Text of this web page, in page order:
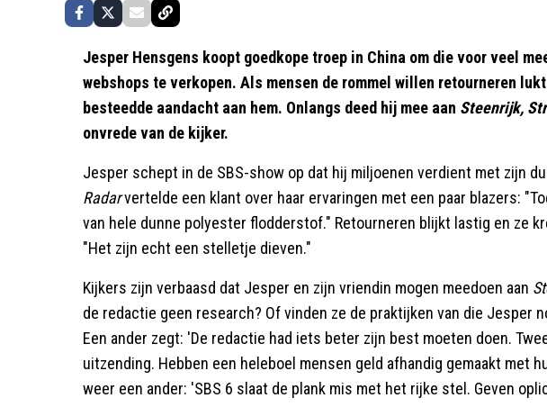
Jesper Hensgens koopt goedkope troep in China om die voor veel
webshops te verkopen. Als mensen de rommel willen retourneren
besteedde aandacht aan hem. Onlangs deed hij mee aan Steenrijk,
onvrede van de kijker.
Jesper schept in de SBS-show op dat hij miljoenen verdient met zijn
Radarvertelde een klant over haar ervaringen met een paar blazers:
van hele dunne polyester flodderstof." Retourneren blijkt lastig en ze
"Het zijn echt een stelletje dieven."
Kijkers zijn verbaasd dat Jesper en zijn vriendin mogen meedoen aan
de redactie geen research? Of vinden ze de praktijken van die Jesper
Een ander zegt: 'De redactie had iets beter zijn best moeten doen.
uitzending. Hebben een heleboel mensen geld afhandig gemaakt met
weer een ander: 'SBS 6 slaat de plank mis met het rijke stel. Geven